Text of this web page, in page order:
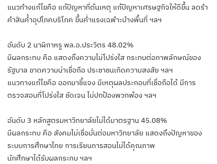
แนวทำงแก้ไขคือ แก้ปัญหาที่ต้นเหตุ แก้ปัญหาเศรษฐกิจให้ดีขึ้น ลดรำ
คำสินค้ำอุปโภคบริโภค ขึ้นค่ำแรงเฉพำะบำงพื้นที่ ฯลฯ
อันดับ 2 นาฬิกาหรู พล.อ.ประวิตร 48.02%
มีผลกระทบ คือ แสดงถึงความไม่โปร่งใส กระทบต่อภาพลักษณ์ของ
รัฐบาล ขาดความน่าเชื่อถือ ประชาชนเกิดความสงสัย ฯลฯ
แนวทางแก้ไขคือ ออกมาชี้แจง มีเหตุผลประกอบที่เชื่อถือได้ มีการ
ตรวจสอบที่โปร่งใส ชัดเจน ไม่ปกป้องพวกพ้อง ฯลฯ
อันดับ 3 หลักสูตรมหาวิทยาลัยไม่ได้มาตรฐาน 45.08%
มีผลกระทบ คือ สังคมไม่เชื่อมั่นต่อมหาวิทยาลัย แสดงถึงปัญหาของ
ระบบการศึกษาไทย การเรียนการสอนไม่ได้คุณภาพ
นักศึกษาได้รับผลกระทบ ฯลฯ